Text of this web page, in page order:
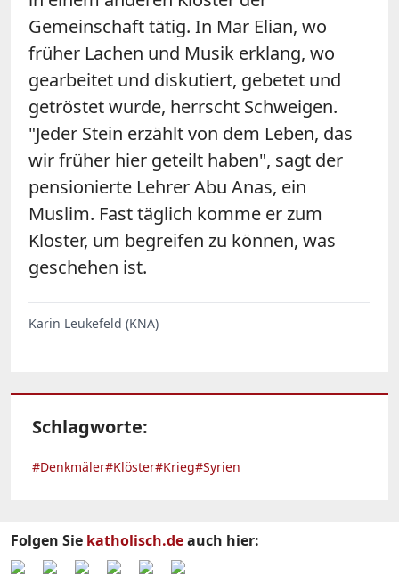
Gemeinschaft tätig. In Mar Elian, wo
früher Lachen und Musik erklang, wo
gearbeitet und diskutiert, gebetet und
getröstet wurde, herrscht Schweigen.
"Jeder Stein erzählt von dem Leben, das
wir früher hier geteilt haben", sagt der
pensionierte Lehrer Abu Anas, ein
Muslim. Fast täglich komme er zum
Kloster, um begreifen zu können, was
geschehen ist.
Karin Leukefeld (KNA)
Schlagworte:
#Denkmäler#Klöster#Krieg#Syrien
Folgen Sie katholisch.deauch hier: